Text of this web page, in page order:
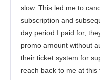
slow. This led me to
subscription and
day period I paid for,
promo amount without
their ticket system for
reach back to me at this